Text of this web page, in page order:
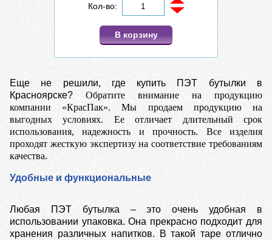
Кол-во:
В корзину
Еще не решили, где купить ПЭТ бутылки в
Красноярске? Обратите внимание на продукцию
компании «КрасПак». Мы продаем продукцию на
выгодных условиях. Ее отличает длительный срок
использования, надежность и прочность. Все изделия
проходят жесткую экспертизу на соответствие требованиям
качества.
Удобные и функциональные
Любая ПЭТ бутылка – это очень удобная в
использовании упаковка. Она прекрасно подходит для
хранения различных напитков. В такой таре отлично